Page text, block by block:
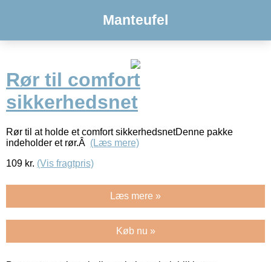
Manteufel
Rør til comfort
sikkerhedsnet
Rør til at holde et comfort sikkerhedsnetDenne pakke
indeholder et rør.Â (Læs mere)
109 kr. (Vis fragtpris)
Læs mere »
Køb nu »